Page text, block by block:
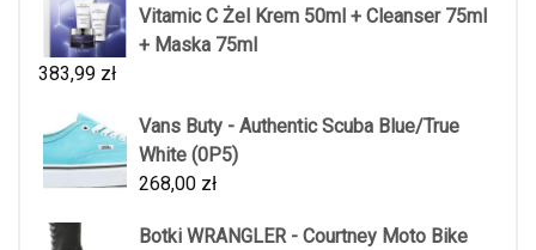
Vitamic C Żel Krem 50ml + Cleanser 75ml
+ Maska 75ml
383,99 zł
Vans Buty - Authentic Scuba Blue/True
White (0P5)
268,00 zł
Botki WRANGLER - Courtney Moto Bike